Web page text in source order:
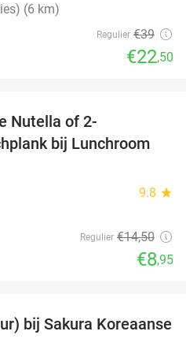
(6 km)
Regulier €39
€22,50
Nutella of 2-
bij Lunchroom
9.8 star
Regulier €14,50
€8,95
19%
bij Sakura Koreaanse